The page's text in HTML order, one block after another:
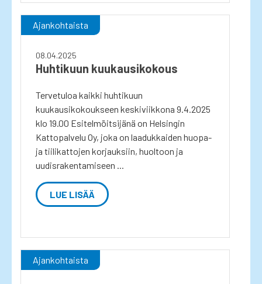
Ajankohtaista
08.04.2025
Huhtikuun kuukausikokous
Tervetuloa kaikki huhtikuun
kuukausikokoukseen keskiviikkona 9.4.2025
klo 19.00 Esitelmöitsijänä on Helsingin
Kattopalvelu Oy, joka on laadukkaiden huopa-
ja tiilikattojen korjauksiin, huoltoon ja
uudisrakentamiseen ...
LUE LISÄÄ
Ajankohtaista